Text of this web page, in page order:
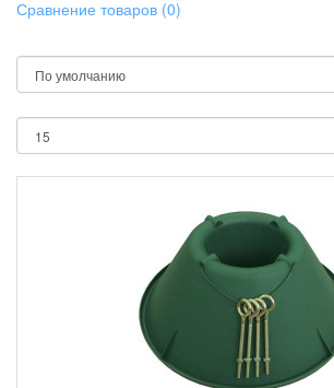
Сравнение товаров (0)